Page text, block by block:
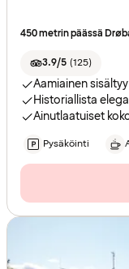
450 metrin päässä
3.9/5 (125)
Aamiainen sisältyy
Historiallista
Ainutlaatuiset
Pysäköinti